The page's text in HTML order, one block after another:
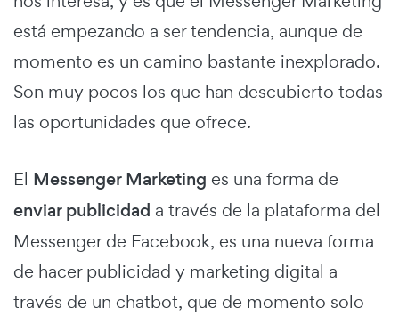
está empezando a ser tendencia, aunque de
momento es un camino bastante inexplorado.
Son muy pocos los que han descubierto todas
las oportunidades que ofrece.
El Messenger Marketing es una forma de
enviar publicidad a través de la plataforma del
Messenger de Facebook, es una nueva forma
de hacer publicidad y marketing digital a
través de un chatbot, que de momento solo